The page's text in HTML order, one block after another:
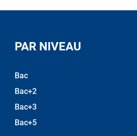
PAR NIVEAU
Bac
Bac+2
Bac+3
Bac+5